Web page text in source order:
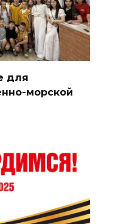
для
морской